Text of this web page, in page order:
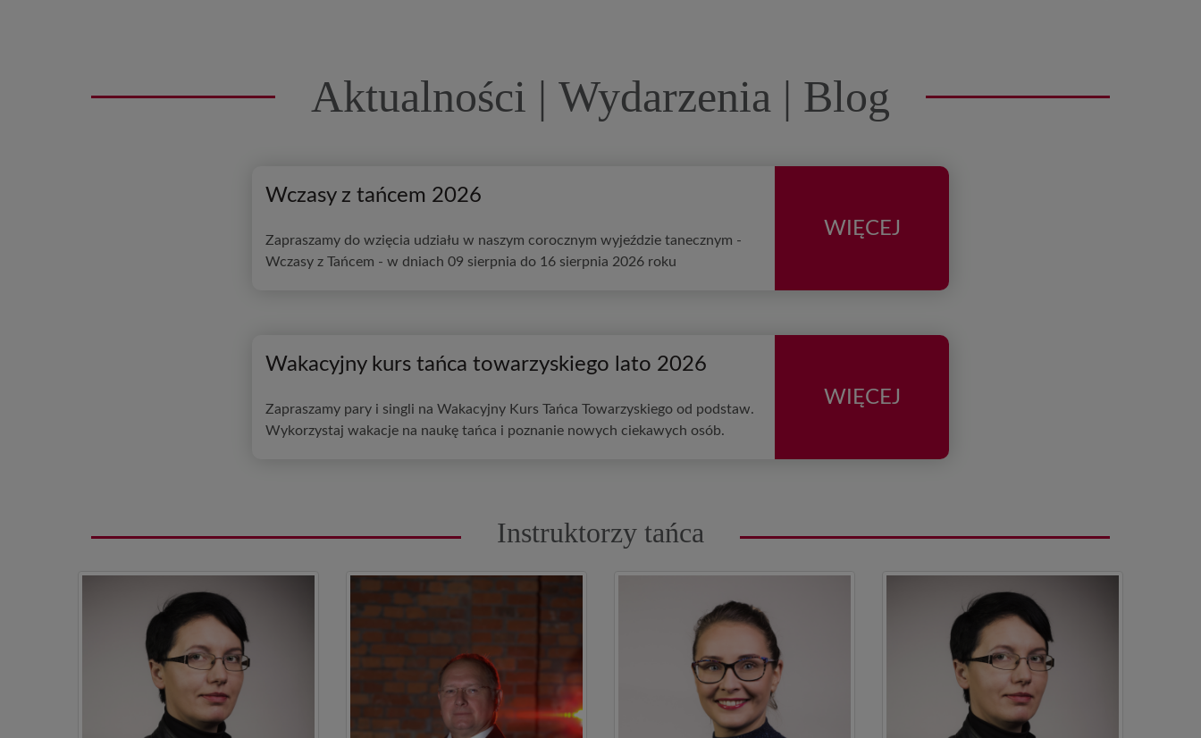
Aktualności | Wydarzenia | Blog
Wczasy z tańcem 2026
Zapraszamy do wzięcia udziału w naszym corocznym wyjeździe tanecznym -
Wczasy z Tańcem - w dniach 09 sierpnia do 16 sierpnia 2026 roku
WIĘCEJ
Wakacyjny kurs tańca towarzyskiego lato 2026
Zapraszamy pary i singli na Wakacyjny Kurs Tańca Towarzyskiego od podstaw.
Wykorzystaj wakacje na naukę tańca i poznanie nowych ciekawych osób.
WIĘCEJ
Instruktorzy tańca